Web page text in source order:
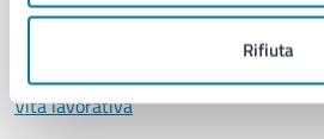
Rifiuta
Imprese e commercio
Salute, benessere e assistenza
Servizi Cimiteriali
Vita lavorativa